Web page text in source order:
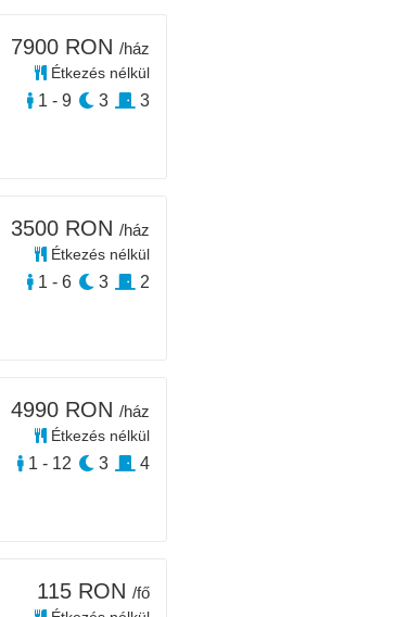
7900 RON /ház
Étkezés nélkül
1 - 9 3 3
3500 RON /ház
Étkezés nélkül
1 - 6 3 2
4990 RON /ház
Étkezés nélkül
1 - 12 3 4
115 RON /fő